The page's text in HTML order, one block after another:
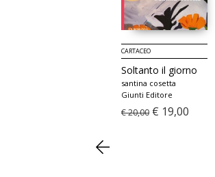
CARTACEO
Soltanto il giorno
santina cosetta
Giunti Editore
€ 20,00 € 19,00